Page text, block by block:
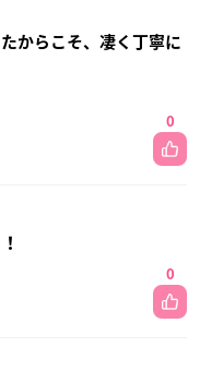
からこそ、凄く丁寧に
0
0